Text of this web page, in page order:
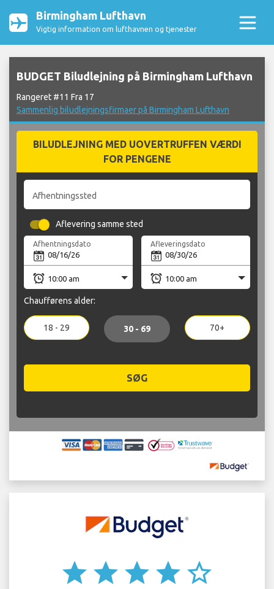
Birmingham Lufthavn
Vigtig information om lufthavnen og tjenester
BUDGET Biludlejning på Birmingham Lufthavn
Rangeret #11 Fra 17
Sammenlig biludlejningsfirmaer på Birmingham Lufthavn
BILUDLEJNING MED UOVERTRUFFEN VÆRDI
FOR PENGENE
Afhentningssted
Aflevering samme sted
Afhentningsdato Afleveringsdato
Chaufførens alder:
18 - 29 30 - 69 70+
SØG
star star star star star_border